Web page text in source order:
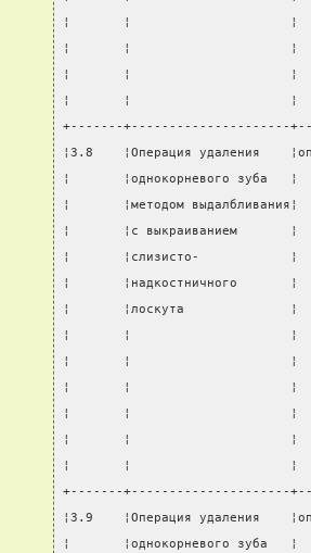
¦       ¦                     ¦
¦       ¦                     ¦
¦       ¦                     ¦
¦       ¦                     ¦
+-------+---------------------
¦3.8    ¦Операция удаления
¦       ¦однокорневого зуба
¦       ¦методом
¦       ¦с выкраиванием
¦       ¦слизисто-            ¦
¦       ¦надкостничного
¦       ¦лоскута              ¦
¦       ¦                     ¦
¦       ¦                     ¦
¦       ¦                     ¦
¦       ¦                     ¦
¦       ¦                     ¦
¦       ¦                     ¦
+-------+---------------------
¦3.9    ¦Операция удаления
¦       ¦однокорневого зуба